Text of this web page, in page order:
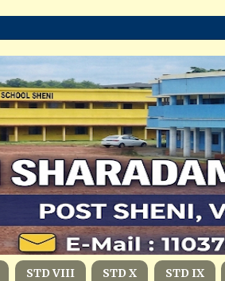
STD VIII STD X STD IX